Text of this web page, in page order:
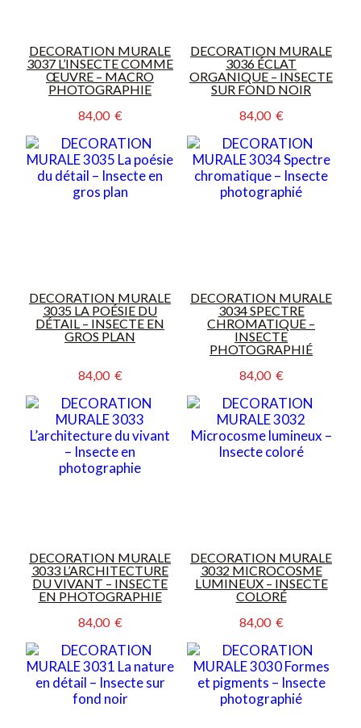
DECORATION MURALE
3037 L’INSECTE COMME
ŒUVRE – MACRO
PHOTOGRAPHIE
84,00  €
DECORATION MURALE
3036 ÉCLAT
ORGANIQUE – INSECTE
SUR FOND NOIR
84,00  €
DECORATION MURALE
3035 LA POÉSIE DU
DÉTAIL – INSECTE EN
GROS PLAN
84,00  €
DECORATION MURALE
3034 SPECTRE
CHROMATIQUE –
INSECTE
PHOTOGRAPHIÉ
84,00  €
DECORATION MURALE
3033 L’ARCHITECTURE
DU VIVANT – INSECTE
EN PHOTOGRAPHIE
84,00  €
DECORATION MURALE
3032 MICROCOSME
LUMINEUX – INSECTE
COLORÉ
84,00  €